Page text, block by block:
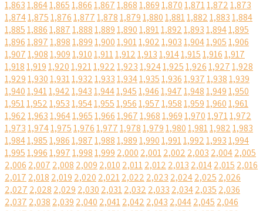
1,8631,8641,8651,8661,8671,8681,8691,8701,8711,8721,873
1,8741,8751,8761,8771,8781,8791,8801,8811,8821,8831,884
1,8851,8861,8871,8881,8891,8901,8911,8921,8931,8941,895
1,8961,8971,8981,8991,9001,9011,9021,9031,9041,9051,906
1,9071,9081,9091,9101,9111,9121,9131,9141,9151,9161,917
1,9181,9191,9201,9211,9221,9231,9241,9251,9261,9271,928
1,9291,9301,9311,9321,9331,9341,9351,9361,9371,9381,939
1,9401,9411,9421,9431,9441,9451,9461,9471,9481,9491,950
1,9511,9521,9531,9541,9551,9561,9571,9581,9591,9601,961
1,9621,9631,9641,9651,9661,9671,9681,9691,9701,9711,972
1,9731,9741,9751,9761,9771,9781,9791,9801,9811,9821,983
1,9841,9851,9861,9871,9881,9891,9901,9911,9921,9931,994
1,9951,9961,9971,9981,999 2,000 2,0012,002 2,003 2,0042,005
2,006 2,007 2,008 2,009 2,010 2,0112,012 2,013 2,0142,015 2,016
2,017 2,018 2,019 2,020 2,0212,022 2,023 2,0242,025 2,026
2,027 2,028 2,029 2,030 2,0312,032 2,033 2,0342,035 2,036
2,037 2,038 2,039 2,040 2,0412,042 2,043 2,0442,045 2,046